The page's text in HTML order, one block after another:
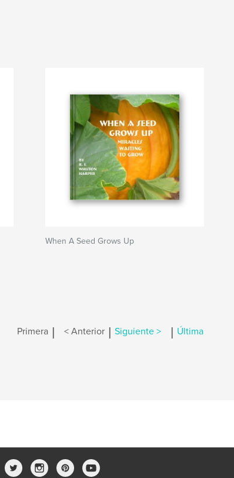
When A Seed Grows Up
Primera | < Anterior | Siguiente > | Última